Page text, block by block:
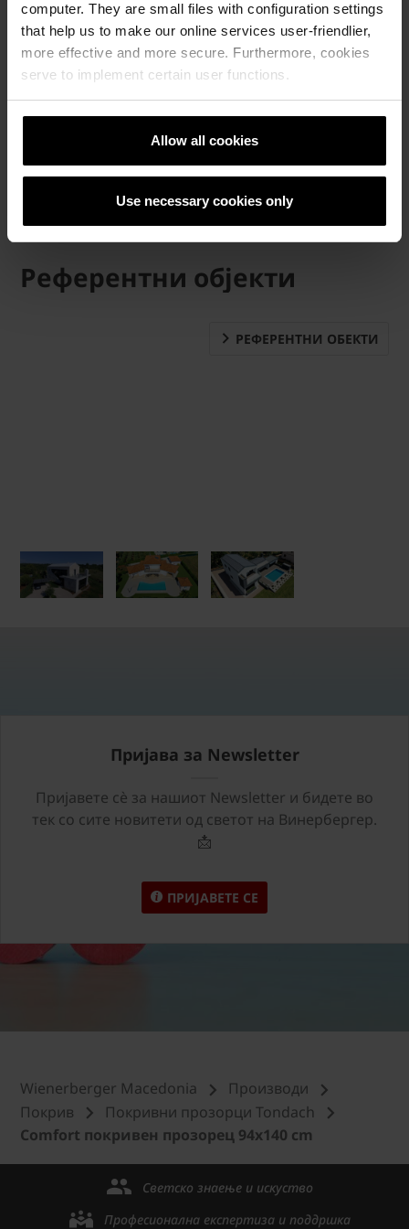
computer. They are small files with configuration settings
that help us to make our online services user-friendlier,
more effective and more secure. Furthermore, cookies
serve to implement certain user functions.
Allow all cookies
Use necessary cookies only
Референтни објекти
РЕФЕРЕНТНИ ОБЕКТИ
Пријава за Newsletter
Пријавете сѐ за нашиот Newsletter и бидете во
тек со сите новитети од светот на Винербергер.
📩
ПРИЈАВЕТЕ СЕ
Wienerberger Macedonia
Производи
Покрив
Покривни прозорци Tondach
Comfort покривен прозорец 94x140 cm
Светско знаење и искуство
Професионална експертиза и поддршка